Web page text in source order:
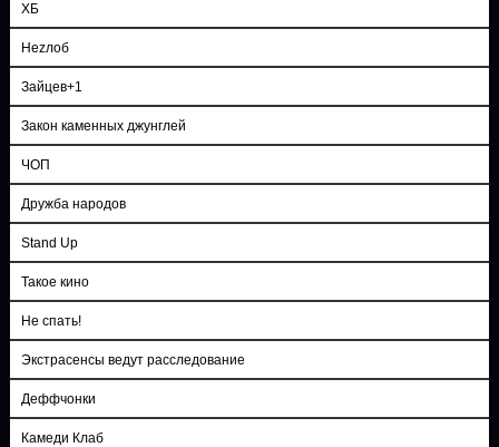
ХБ
Неzлоб
Зайцев+1
Закон каменных джунглей
ЧОП
Дружба народов
Stand Up
Такое кино
Не спать!
Экстрасенсы ведут расследование
Деффчонки
Камеди Клаб